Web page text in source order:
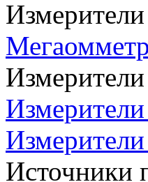
Измерители
Источники